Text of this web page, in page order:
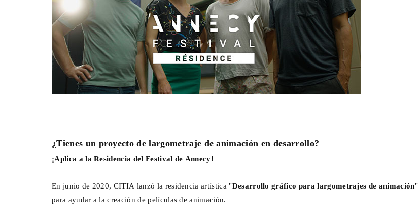
¿Tienes un proyecto de largometraje de animación en desarrollo?
¡Aplica a la Residencia del Festival de Annecy!
En junio de 2020, CITIA lanzó la residencia artística "Desarrollo gráfico para largometrajes de animación"
para ayudar a la creación de películas de animación.